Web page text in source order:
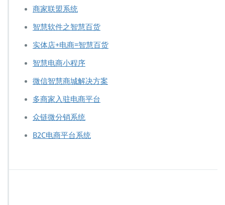
商家联盟系统
智慧软件之智慧百货
实体店+电商=智慧百货
智慧电商小程序
微信智慧商城解决方案
多商家入驻电商平台
众链微分销系统
B2C电商平台系统